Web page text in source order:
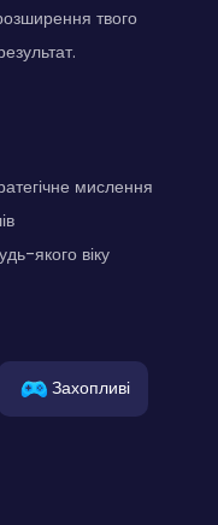
твого
мислення
якого віку
Захопливі